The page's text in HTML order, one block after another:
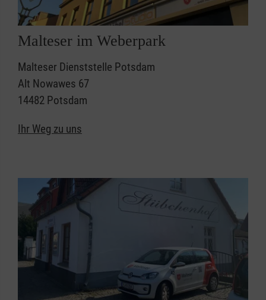
Malteser im Weberpark
Malteser Dienststelle Potsdam
Alt Nowawes 67
14482 Potsdam
Ihr Weg zu uns